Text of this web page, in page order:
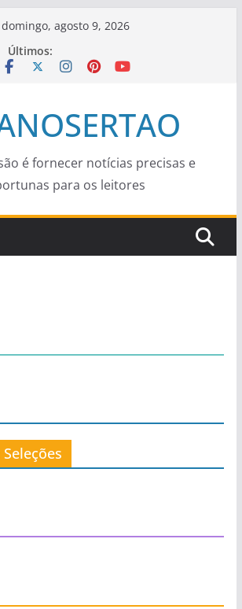
domingo, agosto 9, 2026
Últimos:
é fornecer notícias precisas e
para os leitores